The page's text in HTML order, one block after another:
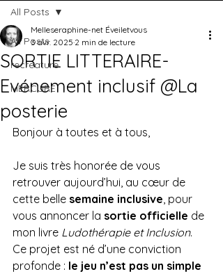
All Posts
recreature
MERCURE
All Posts
SORTIE LITTERAIRE-
Evénement inclusif @La
posterie
Melleseraphine-net Éveiletvous
3 avr. 2025 2 min de lecture
Bonjour à toutes et à tous,
Je suis très honorée de vous
retrouver aujourd’hui, au cœur de
cette belle semaine inclusive , pour
vous annoncer la sortie officielle de
mon livre Ludothérapie et Inclusion.
Ce projet est né d’une conviction
profonde : le jeu n’est pas un simple